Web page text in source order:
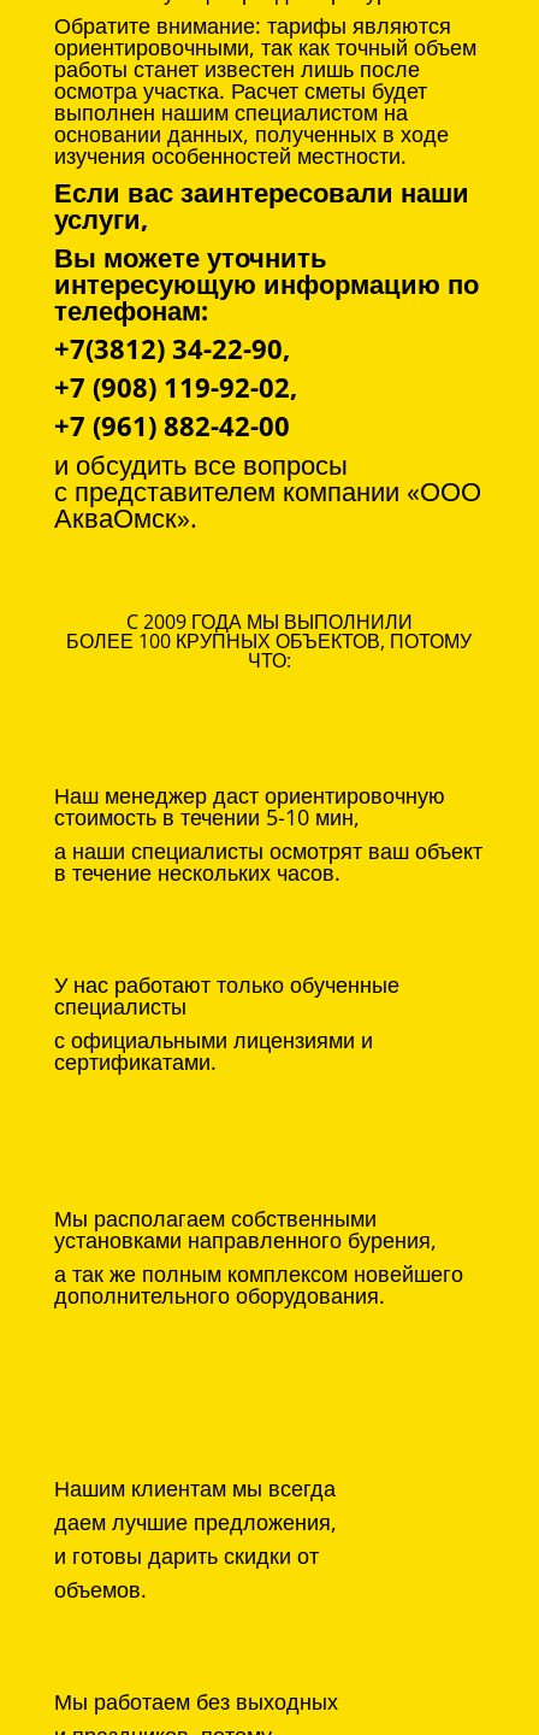
Обратите внимание: тарифы являются
ориентировочными, так как точный объем
работы станет известен лишь после
осмотра участка. Расчет сметы будет
выполнен нашим специалистом на
основании данных, полученных в ходе
изучения особенностей местности.
Если вас заинтересовали наши
услуги,
Вы можете уточнить
интересующую информацию по
телефонам:
+7(3812) 34-22-90,
+7 (908) 119-92-02,
+7 (961) 882-42-00
и обсудить все вопросы
с представителем компании «ООО
АкваОмск».
C 2009 ГОДА МЫ ВЫПОЛНИЛИ
БОЛЕЕ 100 КРУПНЫХ ОБЪЕКТОВ, ПОТОМУ
ЧТО:
Наш менеджер даст ориентировочную
стоимость в течении 5-10 мин,
а наши специалисты осмотрят ваш объект
в течение нескольких часов.
У нас работают только обученные
специалисты
с официальными лицензиями и
сертификатами.
Мы располагаем собственными
установками направленного бурения,
а так же полным комплексом новейшего
дополнительного оборудования.
Нашим клиентам мы всегда
даем лучшие предложения,
и готовы дарить скидки от
объемов.
Мы работаем без выходных